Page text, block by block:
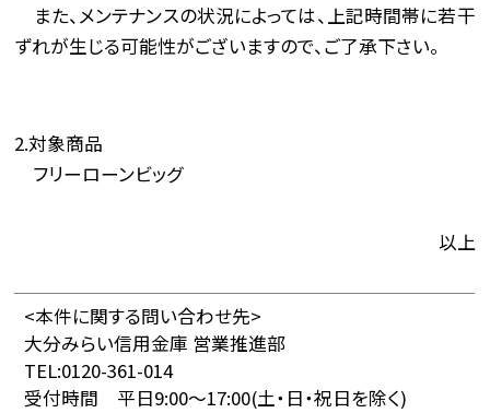
また、メンテナンスの状況によっては、上記時間帯に若干
ずれが生じる可能性がございますので、ご了承下さい。
2.対象商品
フリーローンビッグ
以上
<本件に関する問い合わせ先>
大分みらい信用金庫 営業推進部
TEL:0120-361-014
受付時間 平日9:00～17:00(土・日・祝日を除く)